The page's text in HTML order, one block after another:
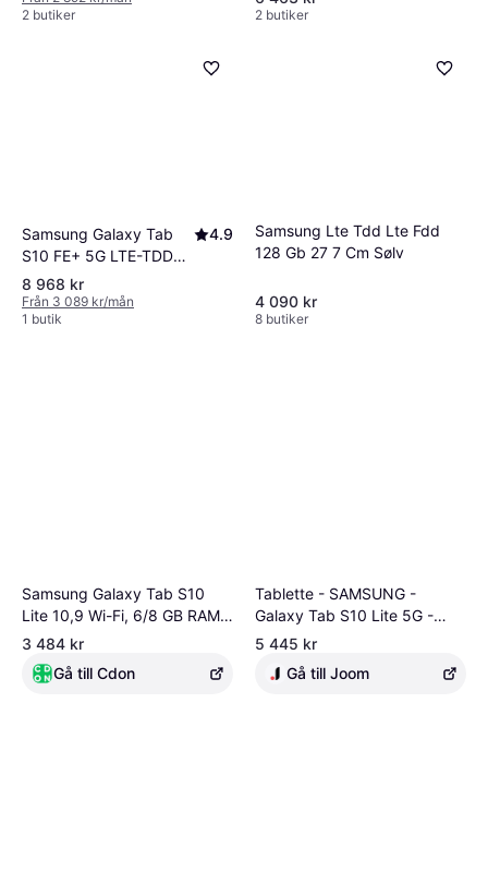
2 butiker
2 butiker
Samsung Galaxy Tab
S10 FE+ 5G LTE-TDD
LTE-FDD 128 GB
4.9
8 968 kr
Från 3 089 kr/mån
1 butik
Samsung Lte Tdd Lte Fdd
128 Gb 27 7 Cm Sølv
4 090 kr
8 butiker
Samsung Galaxy Tab S10
Lite 10,9 Wi-Fi, 6/8 GB RAM,
128/256 GB, Silver + S Pen
3 484 kr
Gå till Cdon
Tablette - SAMSUNG -
Galaxy Tab S10 Lite 5G -
10.9 pouces - 128 Go - S Pen
5 445 kr
Gå till Joom